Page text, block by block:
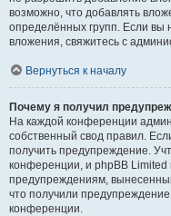
возможно, что добавлять
определённых групп. Если вы
вложения, свяжитесь с
Вернуться к началу
Почему я получил
На каждой конференции
собственный свод правил.
получить предупреждение.
конференции, и phpBB Limited
предупреждениям,
что получили
конференции.